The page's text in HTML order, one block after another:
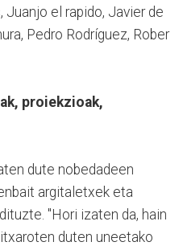
Juanjo el rapido, Javier de
Pedro Rodríguez, Rober
proiekzioak,
dute nobedadeen
argitaletxek eta
"Hori izaten da, hain
duten uneetako